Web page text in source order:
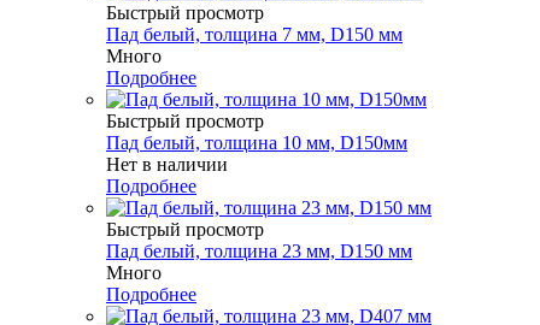
Быстрый просмотр
Пад белый, толщина 7 мм, D150 мм
Много
Подробнее
Быстрый просмотр
Пад белый, толщина 10 мм, D150мм
Нет в наличии
Подробнее
Быстрый просмотр
Пад белый, толщина 23 мм, D150 мм
Много
Подробнее